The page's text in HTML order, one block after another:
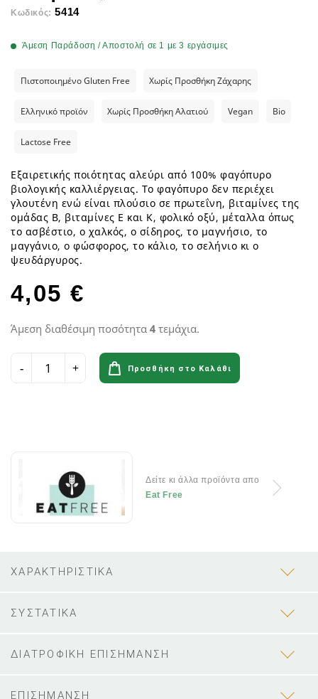
Κωδικός: 5414
Άμεση Παράδοση / Αποστολή σε 1 με 3 εργάσιμες
Πιστοποιημένο Gluten Free Χωρίς Προσθήκη Ζάχαρης
Ελληνικό προϊόν Χωρίς Προσθήκη Αλατιού Vegan Bio
Lactose Free
Εξαιρετικής ποιότητας αλεύρι από 100% φαγόπυρο
βιολογικής καλλιέργειας. Το φαγόπυρο δεν περιέχει
γλουτένη ενώ είναι πλούσιο σε πρωτεΐνη, βιταμίνες της
ομάδας Β, βιταμίνες Ε και Κ, φολικό οξύ, μέταλλα όπως
το ασβέστιο, ο χαλκός, ο σίδηρος, το μαγνήσιο, το
μαγγάνιο, ο φώσφορος, το κάλιο, το σελήνιο κι ο
ψευδάργυρος.
4,05 €
Άμεση διαθέσιμη ποσότητα 4 τεμάχια.
Προσθήκη στο Καλάθι
Δείτε κι άλλα προϊόντα απο
Eat Free
ΧΑΡΑΚΤΗΡΙΣΤΙΚΑ
ΣΥΣΤΑΤΙΚΑ
ΔΙΑΤΡΟΦΙΚΗ ΕΠΙΣΗΜΑΝΣΗ
ΕΠΙΣΗΜΑΝΣΗ